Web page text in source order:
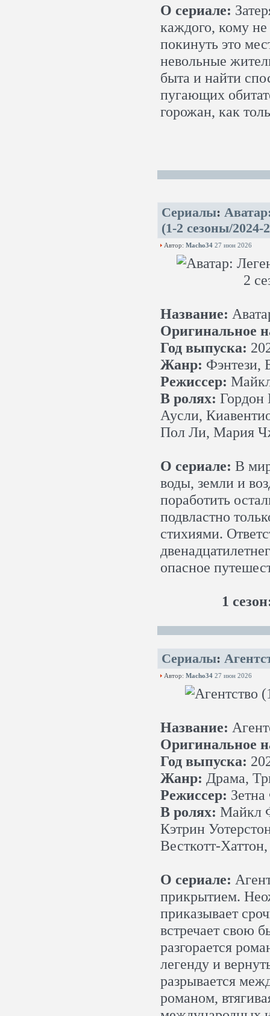
О сериале:
каждого, кому не
покинуть это
невольные
быта и найти
пугающих
горожан, как
Сериалы:
(1-2 сезоны/
Автор: Macho34 27 июн 2026
Название:
Оригинальное
Год выпуска:
Жанр: Фэнтези,
Режиссер:
В ролях: Гордон
Аусли,
Пол Ли, Мария
О сериале: В
воды, земли и
поработить
подвластно
стихиями.
опасное
1
Сериалы:
Автор: Macho34 27 июн 2026
Название:
Оригинальное
Год выпуска:
Жанр: Драма,
Режиссер:
В ролях: Майкл
Кэтрин
Весткотт-
О сериале:
прикрытием.
приказывает
встречает свою
разгорается
легенду и
разрывается
романом,